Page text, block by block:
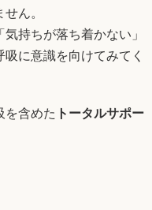
ん。
持ちが落ち着かない」
に意識を向けてみてく
を含めた トータルサポー